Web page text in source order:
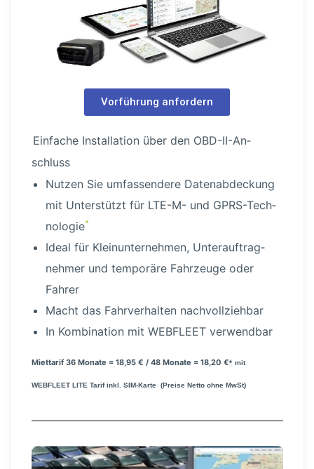
Vorführung anfordern
Einfache Instal­lation über den OBD-I­I-An­
schluss
Nutzen Sie umfas­sendere Daten­ab­de­ckung
mit Unterstützt für LTE-M- und GPRS-Tech­
no­logie*
Ideal für Klein­un­ter­nehmen, Unter­auf­trag­
nehmer und temporäre Fahrzeuge oder
Fahrer
Macht das Fahrver­halten nachvoll­ziehbar
In Kombination mit WEBFLEET verwendbar
Miettarif 36 Monate = 18,95 € / 48 Monate = 18,20 €* mit
WEBFLEET LITE Tarif inkl. SIM-Karte (Preise Netto ohne MwSt)